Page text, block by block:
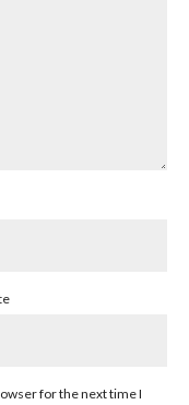
for the next time I